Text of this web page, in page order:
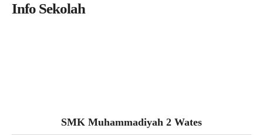
Info Sekolah
SMK Muhammadiyah 2 Wates